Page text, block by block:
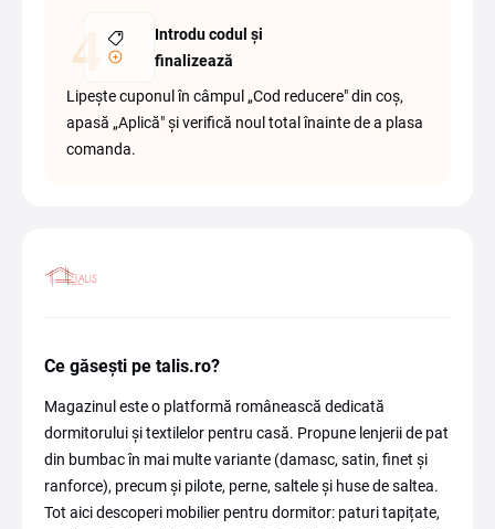
Introdu codul și
finalizează
Lipește cuponul în câmpul „Cod reducere" din coș,
apasă „Aplică" și verifică noul total înainte de a plasa
comanda.
Ce găsești pe talis.ro?
Magazinul este o platformă românească dedicată
dormitorului și textilelor pentru casă. Propune lenjerii de pat
din bumbac în mai multe variante (damasc, satin, finet și
ranforce), precum și pilote, perne, saltele și huse de saltea.
Tot aici descoperi mobilier pentru dormitor: paturi tapițate,